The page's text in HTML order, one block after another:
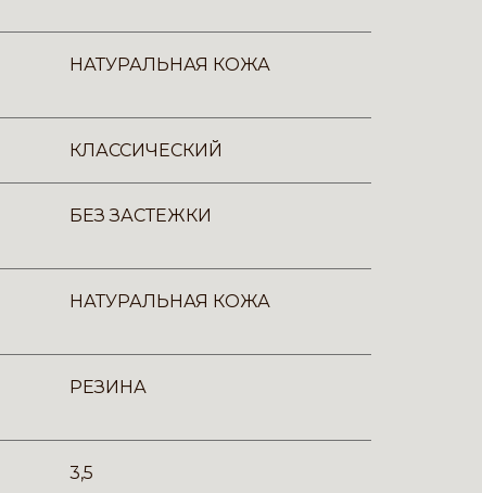
НАТУРАЛЬНАЯ КОЖА
КЛАССИЧЕСКИЙ
БЕЗ ЗАСТЕЖКИ
НАТУРАЛЬНАЯ КОЖА
РЕЗИНА
3,5